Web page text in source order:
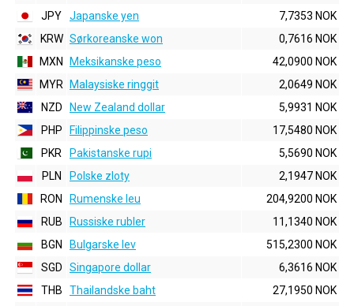
JPY
Japanske yen
7,7353 NOK
KRW Sørkoreanske won
0,7616 NOK
MXN
Meksikanske peso
42,0900 NOK
MYR
Malaysiske ringgit
2,0649 NOK
NZD
New Zealand dollar
5,9931 NOK
PHP
Filippinske peso
17,5480 NOK
PKR
Pakistanske rupi
5,5690 NOK
PLN
Polske zloty
2,1947 NOK
RON
Rumenske leu
204,9200 NOK
RUB
Russiske rubler
11,1340 NOK
BGN
Bulgarske lev
515,2300 NOK
SGD
Singapore dollar
6,3616 NOK
THB
Thailandske baht
27,1950 NOK